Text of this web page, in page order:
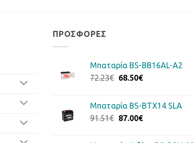
ΠΡΟΣΦΟΡΈΣ
Μπαταρία BS-BB16AL-A2
72.23€ Original
72.23€.
68.50€Η
είναι:
68.50€.
Μπαταρία BS-BTX14 SLA
91.51€ Original
87.00€Η